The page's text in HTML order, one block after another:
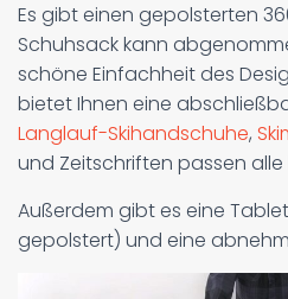
Es gibt einen gepolsterten
Schuhsack kann
schöne Einfachheit des
bietet Ihnen eine
Langlauf-Skihandschuhe,
und Zeitschriften passen alle
Außerdem gibt es eine
gepolstert) und eine